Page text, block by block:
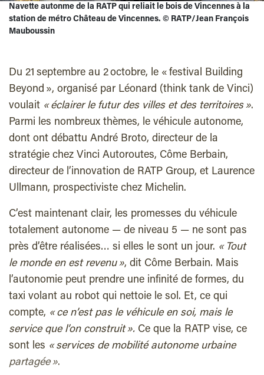
Navette autonme de la RATP qui reliait le bois de Vincennes à la
station de métro Château de Vincennes. © RATP/Jean François
Mauboussin
Du 21 septembre au 2 octobre, le « festival Building
Beyond », organisé par Léonard (think tank de Vinci)
voulait « éclairer le futur des villes et des territoires ».
Parmi les nombreux thèmes, le véhicule autonome,
dont ont débattu André Broto, directeur de la
stratégie chez Vinci Autoroutes, Côme Berbain,
directeur de l’innovation de RATP Group, et Laurence
Ullmann, prospectiviste chez Michelin.
C’est maintenant clair, les promesses du véhicule
totalement autonome — de niveau 5 — ne sont pas
près d’être réalisées… si elles le sont un jour. « Tout
le monde en est revenu », dit Côme Berbain. Mais
l’autonomie peut prendre une infinité de formes, du
taxi volant au robot qui nettoie le sol. Et, ce qui
compte, « ce n’est pas le véhicule en soi, mais le
service que l’on construit ». Ce que la RATP vise, ce
sont les « services de mobilité autonome urbaine
partagée ».